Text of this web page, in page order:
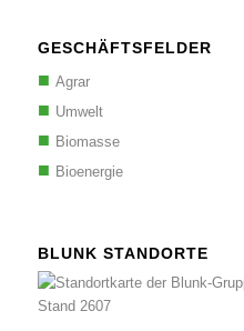
GESCHÄFTSFELDER
Agrar
Umwelt
Biomasse
Bioenergie
BLUNK STANDORTE